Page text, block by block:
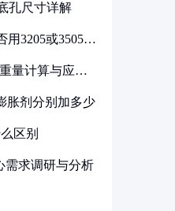
孔尺寸详解
用3205或3505代
量计算与应用
胀剂分别加多少
区别
需求调研与分析